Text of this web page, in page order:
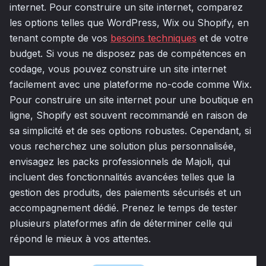
internet. Pour construire un site internet, comparez
les options telles que WordPress, Wix ou Shopify, en
tenant compte de vos besoins techniques et de votre
budget. Si vous ne disposez pas de compétences en
codage, vous pouvez construire un site internet
facilement avec une plateforme no-code comme Wix.
Pour construire un site internet pour une boutique en
ligne, Shopify est souvent recommandé en raison de
sa simplicité et de ses options robustes. Cependant, si
vous recherchez une solution plus personnalisée,
envisagez les packs professionnels de Majoli, qui
incluent des fonctionnalités avancées telles que la
gestion des produits, des paiements sécurisés et un
accompagnement dédié. Prenez le temps de tester
plusieurs plateformes afin de déterminer celle qui
répond le mieux à vos attentes.